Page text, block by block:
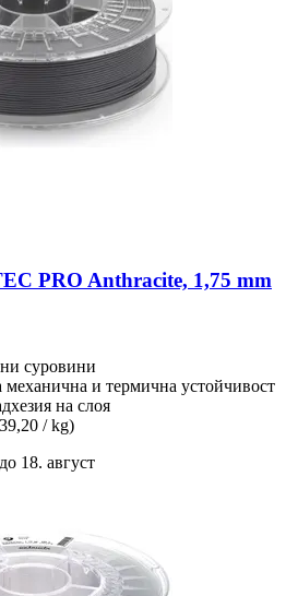
PRO Anthracite, 1,75 mm
суровини
и термична устойчивост
на слоя
/ kg)
18. август